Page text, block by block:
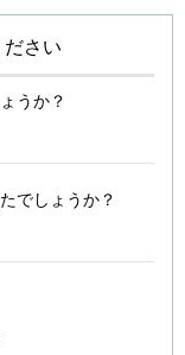
さい
うか？
でしょうか？